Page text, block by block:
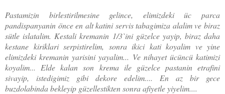
Pastamizin birlestirilmesine gelince, elimizdeki üc parca
pandispanyanin önce en alt katini servis tabagimiza alalim ve biraz
sütle islatalim. Kestali kremanin 1/3`ini güzelce yayip, biraz daha
kestane kiriklari serpistirelim, sonra ikici kati koyalim ve yine
elimizdeki kremanin yarisini yayalim... Ve nihayet ücüncü katimizi
koyalim... Elde kalan son krema ile güzelce pastanin etrafini
sivayip, istedigimiz gibi dekore edelim.... En az bir gece
buzdolabinda bekleyip güzellestikten sonra afiyetle yiyelim....